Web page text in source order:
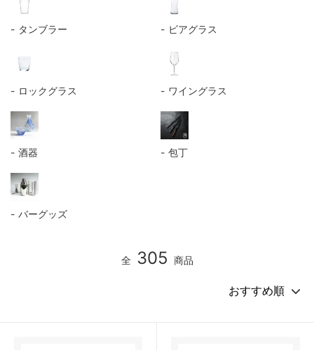
タンブラー ビアグラス
ロックグラス ワイングラス
酒器 包丁
バーグッズ
全 305 商品